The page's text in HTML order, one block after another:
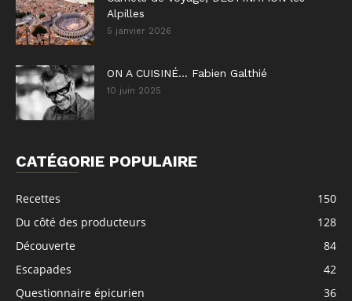
Alpilles
5 janvier 2026
ON A CUISINÉ… Fabien Galthié
10 juin 2025
CATÉGORIE POPULAIRE
Recettes
150
Du côté des producteurs
128
Découverte
84
Escapades
42
Questionnaire épicurien
36